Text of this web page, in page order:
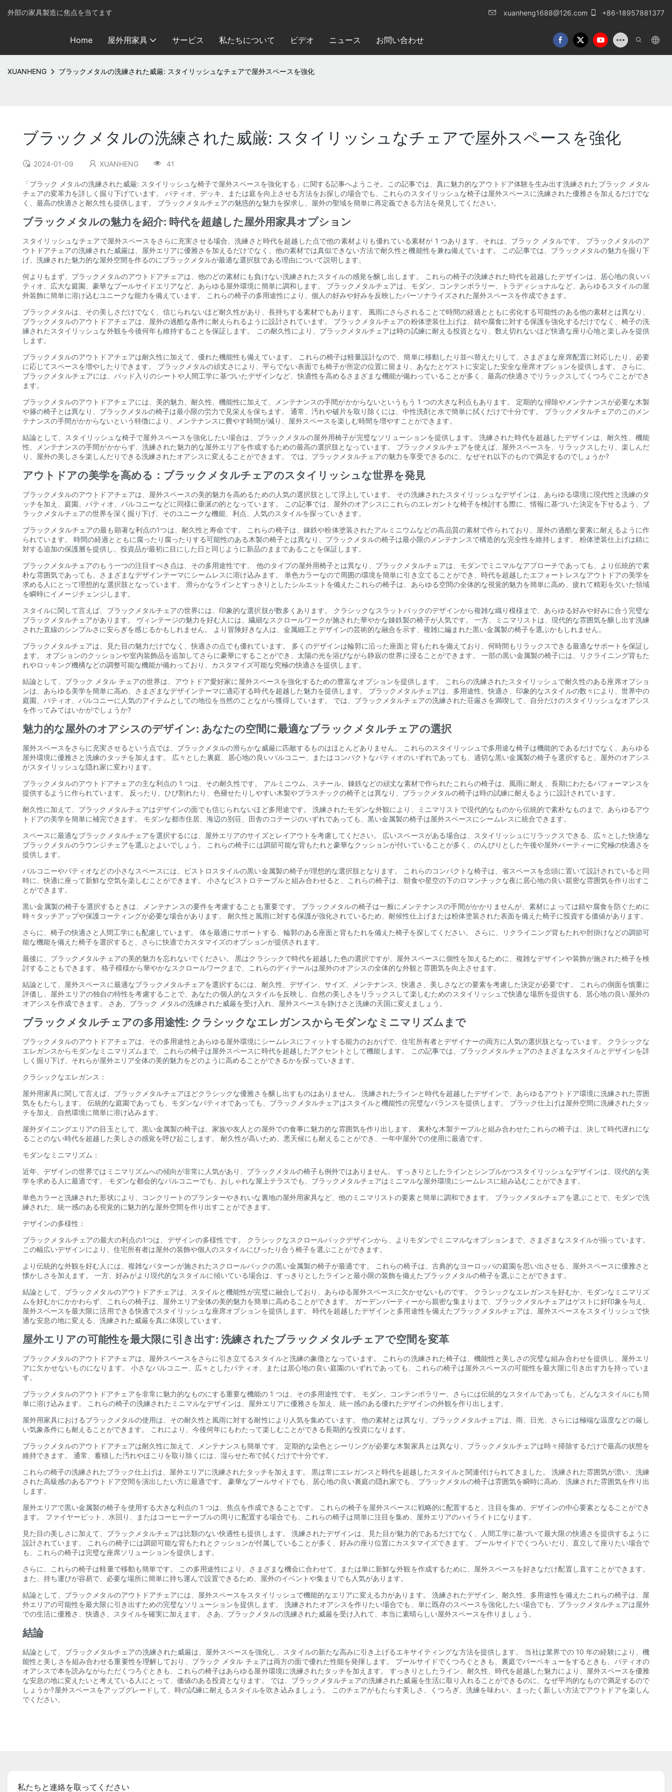
外部の家具製造に焦点を当てます xuanheng1688@126.com +86-18957881377
Home 屋外用家具 サービス 私たちについて ビデオ ニュース お問い合わせ
XUANHENG ブラックメタルの洗練された威厳: スタイリッシュなチェアで屋外スペースを強化
ブラックメタルの洗練された威厳: スタイリッシュなチェアで屋外スペースを強化
2024-01-09 XUANHENG 41
「ブラック メタルの洗練された威厳: スタイリッシュな椅子で屋外スペースを強化する」に関する記事へようこそ。この記事では、真に魅力的なアウトドア体験を生み出す洗練されたブラック メタル
チェアの変革力を詳しく掘り下げています。 パティオ、デッキ、または庭を向上させる方法をお探しの場合でも、これらのスタイリッシュな椅子は屋外スペースに洗練された優雅さを加えるだけでな
く、最高の快適さと耐久性も提供します。 ブラックメタルチェアの魅惑的な魅力を探求し、屋外の聖域を簡単に再定義できる方法を発見してください。
ブラックメタルの魅力を紹介: 時代を超越した屋外用家具オプション
スタイリッシュなチェアで屋外スペースをさらに充実させる場合、洗練さと時代を超越した点で他の素材よりも優れている素材が 1 つあります。それは、ブラック メタルです。 ブラックメタルのア
ウトドアチェアの洗練された威厳は、屋外エリアに優雅さを加えるだけでなく、他の素材では真似できない方法で耐久性と機能性を兼ね備えています。 この記事では、ブラックメタルの魅力を掘り下
げ、洗練された魅力的な屋外空間を作るのにブラックメタルが最適な選択肢である理由について説明します。
何よりもまず、ブラックメタルのアウトドアチェアは、他のどの素材にも負けない洗練されたスタイルの感覚を醸し出します。 これらの椅子の洗練された時代を超越したデザインは、居心地の良いパ
ティオ、広大な庭園、豪華なプールサイドエリアなど、あらゆる屋外環境に簡単に調和します。 ブラックメタルチェアは、モダン、コンテンポラリー、トラディショナルなど、あらゆるスタイルの屋
外装飾に簡単に溶け込むユニークな能力を備えています。 これらの椅子の多用途性により、個人の好みや好みを反映したパーソナライズされた屋外スペースを作成できます。
ブラックメタルは、その美しさだけでなく、信じられないほど耐久性があり、長持ちする素材でもあります。 風雨にさらされることで時間の経過とともに劣化する可能性のある他の素材とは異なり、
ブラックメタルのアウトドアチェアは、屋外の過酷な条件に耐えられるように設計されています。 ブラックメタルチェアの粉体塗装仕上げは、錆や腐食に対する保護を強化するだけでなく、椅子の洗
練されたスタイリッシュな外観を今後何年も維持することを保証します。 この耐久性により、ブラックメタルチェアは時の試練に耐える投資となり、数え切れないほど快適な座り心地と楽しみを提供
します。
ブラックメタルのアウトドアチェアは耐久性に加えて、優れた機能性も備えています。 これらの椅子は軽量設計なので、簡単に移動したり並べ替えたりして、さまざまな座席配置に対応したり、必要
に応じてスペースを増やしたりできます。 ブラックメタルの頑丈さにより、平らでない表面でも椅子が所定の位置に留まり、あなたとゲストに安定した安全な座席オプションを提供します。 さらに、
ブラックメタルチェアには、パッド入りのシートや人間工学に基づいたデザインなど、快適性を高めるさまざまな機能が備わっていることが多く、最高の快適さでリラックスしてくつろぐことができ
ます。
ブラックメタルのアウトドアチェアには、美的魅力、耐久性、機能性に加えて、メンテナンスの手間がかからないというもう 1 つの大きな利点もあります。 定期的な掃除やメンテナンスが必要な木製
や籐の椅子とは異なり、ブラックメタルの椅子は最小限の労力で見栄えを保ちます。 通常、汚れや破片を取り除くには、中性洗剤と水で簡単に拭くだけで十分です。 ブラックメタルチェアのこのメン
テナンスの手間がかからないという特徴により、メンテナンスに費やす時間が減り、屋外スペースを楽しむ時間を増やすことができます。
結論として、スタイリッシュな椅子で屋外スペースを強化したい場合は、ブラックメタルの屋外用椅子が完璧なソリューションを提供します。 洗練された時代を超越したデザインは、耐久性、機能
性、メンテナンスの手間がかからず、洗練された魅力的な屋外エリアを作成するための最高の選択肢となっています。 ブラックメタルチェアを使えば、屋外スペースを、リラックスしたり、楽しんだ
り、屋外の美しさを楽しんだりできる洗練されたオアシスに変えることができます。 では、ブラックメタルチェアの魅力を享受できるのに、なぜそれ以下のもので満足するのでしょうか?
アウトドアの美学を高める：ブラックメタルチェアのスタイリッシュな世界を発見
ブラックメタルのアウトドアチェアは、屋外スペースの美的魅力を高めるための人気の選択肢として浮上しています。 その洗練されたスタイリッシュなデザインは、あらゆる環境に現代性と洗練のタ
ッチを加え、庭園、パティオ、バルコニーなどに同様に垂涎の的となっています。 この記事では、屋外のオアシスにこれらのエレガントな椅子を検討する際に、情報に基づいた決定を下せるよう、ブ
ラックメタルチェアの世界を深く掘り下げ、そのユニークな機能、利点、人気のスタイルを探っていきます。
ブラックメタルチェアの最も顕著な利点の1つは、耐久性と寿命です。 これらの椅子は、錬鉄や粉体塗装されたアルミニウムなどの高品質の素材で作られており、屋外の過酷な要素に耐えるように作
られています。 時間の経過とともに腐ったり腐ったりする可能性のある木製の椅子とは異なり、ブラックメタルの椅子は最小限のメンテナンスで構造的な完全性を維持します。 粉体塗装仕上げは錆に
対する追加の保護層を提供し、投資品が最初に目にした日と同じように新品のままであることを保証します。
ブラックメタルチェアのもう一つの注目すべき点は、その多用途性です。 他のタイプの屋外用椅子とは異なり、ブラックメタルチェアは、モダンでミニマルなアプローチであっても、より伝統的で素
朴な雰囲気であっても、さまざまなデザインテーマにシームレスに溶け込みます。 単色カラーなので周囲の環境を簡単に引き立てることができ、時代を超越したエフォートレスなアウトドアの美学を
求める人にとって理想的な選択肢となっています。 滑らかなラインとすっきりとしたシルエットを備えたこれらの椅子は、あらゆる空間の全体的な視覚的魅力を簡単に高め、疲れて精彩を欠いた領域
を瞬時にイメージチェンジします。
スタイルに関して言えば、ブラックメタルチェアの世界には、印象的な選択肢が数多くあります。 クラシックなスラットバックのデザインから複雑な織り模様まで、あらゆる好みや好みに合う完璧な
ブラックメタルチェアがあります。 ヴィンテージの魅力を好む人には、繊細なスクロールワークが施された華やかな錬鉄製の椅子が人気です。 一方、ミニマリストは、現代的な雰囲気を醸し出す洗練
された直線のシンプルさに安らぎを感じるかもしれません。 より冒険好きな人は、金属細工とデザインの芸術的な融合を示す、複雑に編まれた黒い金属製の椅子を選ぶかもしれません。
ブラックメタルチェアは、見た目の魅力だけでなく、快適さの点でも優れています。 多くのデザインは輪郭に沿った座面と背もたれを備えており、何時間もリラックスできる最適なサポートを保証し
ます。 オプションのクッションや室内装飾品を追加してさらに豪華にすることができ、太陽の光を浴びながら静寂の世界に浸ることができます。 一部の黒い金属製の椅子には、リクライニング背もた
れやロッキング機構などの調整可能な機能が備わっており、カスタマイズ可能な究極の快適さを提供します。
結論として、ブラック メタル チェアの世界は、アウトドア愛好家に屋外スペースを強化するための豊富なオプションを提供します。 これらの洗練されたスタイリッシュで耐久性のある座席オプショ
ンは、あらゆる美学を簡単に高め、さまざまなデザインテーマに適応する時代を超越した魅力を提供します。 ブラックメタルチェアは、多用途性、快適さ、印象的なスタイルの数々により、世界中の
庭園、パティオ、バルコニーに人気のアイテムとしての地位を当然のことながら獲得しています。 では、ブラックメタルチェアの洗練された荘厳さを満喫して、自分だけのスタイリッシュなオアシス
を作ってみてはいかがでしょうか?
魅力的な屋外のオアシスのデザイン: あなたの空間に最適なブラックメタルチェアの選択
屋外スペースをさらに充実させるという点では、ブラックメタルの滑らかな威厳に匹敵するものはほとんどありません。 これらのスタイリッシュで多用途な椅子は機能的であるだけでなく、あらゆる
屋外環境に優雅さと洗練のタッチを加えます。 広々とした裏庭、居心地の良いバルコニー、またはコンパクトなパティオのいずれであっても、適切な黒い金属製の椅子を選択すると、屋外のオアシス
がスタイリッシュな隠れ家に変わります。
ブラックメタルのアウトドアチェアの主な利点の 1 つは、その耐久性です。 アルミニウム、スチール、錬鉄などの頑丈な素材で作られたこれらの椅子は、風雨に耐え、長期にわたるパフォーマンスを
提供するように作られています。 反ったり、ひび割れたり、色褪せたりしやすい木製やプラスチックの椅子とは異なり、ブラックメタルの椅子は時の試練に耐えるように設計されています。
耐久性に加えて、ブラックメタルチェアはデザインの面でも信じられないほど多用途です。 洗練されたモダンな外観により、ミニマリストで現代的なものから伝統的で素朴なものまで、あらゆるアウ
トドアの美学を簡単に補完できます。 モダンな都市住居、海辺の別荘、田舎のコテージのいずれであっても、黒い金属製の椅子は屋外スペースにシームレスに統合できます。
スペースに最適なブラックメタルチェアを選択するには、屋外エリアのサイズとレイアウトを考慮してください。 広いスペースがある場合は、スタイリッシュにリラックスできる、広々とした快適な
ブラックメタルのラウンジチェアを選ぶとよいでしょう。 これらの椅子には調節可能な背もたれと豪華なクッションが付いていることが多く、のんびりとした午後や屋外パーティーに究極の快適さを
提供します。
バルコニーやパティオなどの小さなスペースには、ビストロスタイルの黒い金属製の椅子が理想的な選択肢となります。 これらのコンパクトな椅子は、省スペースを念頭に置いて設計されていると同
時に、快適に座って新鮮な空気を楽しむことができます。 小さなビストロテーブルと組み合わせると、これらの椅子は、朝食や星空の下のロマンチックな夜に居心地の良い親密な雰囲気を作り出すこ
とができます。
黒い金属製の椅子を選択するときは、メンテナンスの要件を考慮することも重要です。 ブラックメタルの椅子は一般にメンテナンスの手間がかかりませんが、素材によっては錆や腐食を防ぐために
時々タッチアップや保護コーティングが必要な場合があります。 耐久性と風雨に対する保護が強化されているため、耐候性仕上げまたは粉体塗装された表面を備えた椅子に投資する価値があります。
さらに、椅子の快適さと人間工学にも配慮しています。 体を最適にサポートする、輪郭のある座面と背もたれを備えた椅子を探してください。 さらに、リクライニング背もたれや肘掛けなどの調節可
能な機能を備えた椅子を選択すると、さらに快適でカスタマイズのオプションが提供されます。
最後に、ブラックメタルチェアの美的魅力を忘れないでください。 黒はクラシックで時代を超越した色の選択ですが、屋外スペースに個性を加えるために、複雑なデザインや装飾が施された椅子を検
討することもできます。 格子模様から華やかなスクロールワークまで、これらのディテールは屋外のオアシスの全体的な外観と雰囲気を向上させます。
結論として、屋外スペースに最適なブラックメタルチェアを選択するには、耐久性、デザイン、サイズ、メンテナンス、快適さ、美しさなどの要素を考慮した決定が必要です。 これらの側面を慎重に
評価し、屋外エリアの独自の特性を考慮することで、あなたの個人的なスタイルを反映し、自然の美しさをリラックスして楽しむためのスタイリッシュで快適な場所を提供する、居心地の良い屋外の
オアシスを作成できます。 さあ、ブラック メタルの洗練された威厳を受け入れ、屋外スペースを静けさと洗練の天国に変えましょう。
ブラックメタルチェアの多用途性: クラシックなエレガンスからモダンなミニマリズムまで
ブラックメタルのアウトドアチェアは、その多用途性とあらゆる屋外環境にシームレスにフィットする能力のおかげで、住宅所有者とデザイナーの両方に人気の選択肢となっています。 クラシックな
エレガンスからモダンなミニマリズムまで、これらの椅子は屋外スペースに時代を超越したアクセントとして機能します。 この記事では、ブラックメタルチェアのさまざまなスタイルとデザインを詳
しく掘り下げ、それらが屋外エリア全体の美的魅力をどのように高めることができるかを探っていきます。
クラシックなエレガンス：
屋外用家具に関して言えば、ブラックメタルチェアほどクラシックな優雅さを醸し出すものはありません。 洗練されたラインと時代を超越したデザインで、あらゆるアウトドア環境に洗練された雰囲
気をもたらします。 伝統的な庭園であっても、モダンなパティオであっても、ブラックメタルチェアはスタイルと機能性の完璧なバランスを提供します。 ブラック仕上げは屋外空間に洗練されたタッ
チを加え、自然環境に簡単に溶け込みます。
屋外ダイニングエリアの目玉として、黒い金属製の椅子は、家族や友人との屋外での食事に魅力的な雰囲気を作り出します。 素朴な木製テーブルと組み合わせたこれらの椅子は、決して時代遅れにな
ることのない時代を超越した美しさの感覚を呼び起こします。 耐久性が高いため、悪天候にも耐えることができ、一年中屋外での使用に最適です。
モダンなミニマリズム：
近年、デザインの世界ではミニマリズムへの傾向が非常に人気があり、ブラックメタルの椅子も例外ではありません。 すっきりとしたラインとシンプルかつスタイリッシュなデザインは、現代的な美
学を求める人に最適です。 モダンな都会的なバルコニーでも、おしゃれな屋上テラスでも、ブラックメタルチェアはミニマルな屋外環境にシームレスに組み込むことができます。
単色カラーと洗練された形状により、コンクリートのプランターやきれいな裏地の屋外用家具など、他のミニマリストの要素と簡単に調和できます。 ブラックメタルチェアを選ぶことで、モダンで洗
練された、統一感のある視覚的に魅力的な屋外空間を作り出すことができます。
デザインの多様性：
ブラックメタルチェアの最大の利点の1つは、デザインの多様性です。 クラシックなスクロールバックデザインから、よりモダンでミニマルなオプションまで、さまざまなスタイルが揃っています。
この幅広いデザインにより、住宅所有者は屋外の装飾や個人のスタイルにぴったり合う椅子を選ぶことができます。
より伝統的な外観を好む人には、複雑なパターンが施されたスクロールバックの黒い金属製の椅子が最適です。 これらの椅子は、古典的なヨーロッパの庭園を思い出させる、屋外スペースに優雅さと
懐かしさを加えます。 一方、好みがより現代的なスタイルに傾いている場合は、すっきりとしたラインと最小限の装飾を備えたブラックメタルの椅子を選ぶことができます。
結論として、ブラックメタルのアウトドアチェアは、スタイルと機能性が完璧に融合しており、あらゆる屋外スペースに欠かせないものです。 クラシックなエレガンスを好むか、モダンなミニマリズ
ムを好むかにかかわらず、これらの椅子は、屋外エリア全体の美的魅力を簡単に高めることができます。 ガーデンパーティーから親密な集まりまで、ブラックメタルチェアはゲストに好印象を与え、
屋外スペースを最大限に活用できる快適でスタイリッシュな座席オプションを提供します。 時代を超越したデザインと多用途性を備えたブラックメタルチェアは、屋外スペースをスタイリッシュで快
適な安息の地に変える、洗練された威厳を真に体現しています。
屋外エリアの可能性を最大限に引き出す: 洗練されたブラックメタルチェアで空間を変革
ブラックメタルのアウトドアチェアは、屋外スペースをさらに引き立てるスタイルと洗練の象徴となっています。 これらの洗練された椅子は、機能性と美しさの完璧な組み合わせを提供し、屋外エリ
アに欠かせないものになります。 小さなバルコニー、広々としたパティオ、または居心地の良い庭園のいずれであっても、これらの椅子は屋外スペースの可能性を最大限に引き出す力を持っていま
す。
ブラックメタルのアウトドアチェアを非常に魅力的なものにする重要な機能の 1 つは、その多用途性です。 モダン、コンテンポラリー、さらには伝統的なスタイルであっても、どんなスタイルにも簡
単に溶け込みます。 これらの椅子の洗練されたミニマルなデザインは、屋外エリアに優雅さを加え、統一感のある優れたデザインの外観を作り出します。
屋外用家具におけるブラックメタルの使用は、その耐久性と風雨に対する耐性により人気を集めています。 他の素材とは異なり、ブラックメタルチェアは、雨、日光、さらには極端な温度などの厳し
い気象条件にも耐えることができます。 これにより、今後何年にもわたって楽しむことができる長期的な投資になります。
ブラックメタルのアウトドアチェアは耐久性に加えて、メンテナンスも簡単です。 定期的な染色とシーリングが必要な木製家具とは異なり、ブラックメタルチェアは時々掃除するだけで最高の状態を
維持できます。 通常、蓄積した汚れやほこりを取り除くには、湿らせた布で拭くだけで十分です。
これらの椅子の洗練されたブラック仕上げは、屋外エリアに洗練されたタッチを加えます。 黒は常にエレガンスと時代を超越したスタイルと関連付けられてきました。 洗練された雰囲気が漂い、洗練
された高級感のあるアウトドア空間を演出したい方に最適です。 豪華なプールサイドでも、居心地の良い裏庭の隠れ家でも、ブラックメタルの椅子は雰囲気を瞬時に高め、洗練された雰囲気を作り出
します。
屋外エリアで黒い金属製の椅子を使用する大きな利点の 1 つは、焦点を作成できることです。 これらの椅子を屋外スペースに戦略的に配置すると、注目を集め、デザインの中心要素となることができ
ます。 ファイヤーピット、水回り、またはコーヒーテーブルの周りに配置する場合でも、これらの椅子は簡単に注目を集め、屋外エリアのハイライトになります。
見た目の美しさに加えて、ブラックメタルチェアは比類のない快適性も提供します。 洗練されたデザインは、見た目が魅力的であるだけでなく、人間工学に基づいて最大限の快適さを提供するように
設計されています。 これらの椅子には調節可能な背もたれとクッションが付属していることが多く、好みの座り位置にカスタマイズできます。 プールサイドでくつろいだり、直立して座りたい場合で
も、これらの椅子は完璧な座席ソリューションを提供します。
さらに、これらの椅子は軽量で移動も簡単です。 この多用途性により、さまざまな機会に合わせて、または単に新鮮な外観を作成するために、屋外スペースを好きなだけ配置し直すことができます。
また、持ち運びが容易で、必要な場所に簡単に持ち運んで設置できるため、屋外のイベントや集まりでも人気があります。
結論として、ブラックメタルのアウトドアチェアには、屋外スペースをスタイリッシュで機能的なエリアに変える力があります。 洗練されたデザイン、耐久性、多用途性を備えたこれらの椅子は、屋
外エリアの可能性を最大限に引き出すための完璧なソリューションを提供します。 洗練されたオアシスを作りたい場合でも、単に既存のスペースを強化したい場合でも、ブラックメタルチェアは屋外
での生活に優雅さ、快適さ、スタイルを確実に加えます。 さあ、ブラックメタルの洗練された威厳を受け入れて、本当に素晴らしい屋外スペースを作りましょう。
結論
結論として、ブラックメタルチェアの洗練された威厳は、屋外スペースを強化し、スタイルの新たな高みに引き上げるエキサイティングな方法を提供します。 当社は業界での 10 年の経験により、機
能性と美しさを組み合わせる重要性を理解しており、ブラック メタル チェアは両方の面で優れた性能を発揮します。 プールサイドでくつろぐときも、裏庭でバーベキューをするときも、パティオの
オアシスで本を読みながらただくつろぐときも、これらの椅子はあらゆる屋外環境に洗練されたタッチを加えます。 すっきりとしたライン、耐久性、時代を超越した魅力により、屋外スペースを優雅
な安息の地に変えたいと考えている人にとって、価値のある投資となります。 では、ブラックメタルチェアの洗練された威厳を生活に取り入れることができるのに、なぜ平均的なもので満足するので
しょうか?屋外スペースをアップグレードして、時の試練に耐えるスタイルを吹き込みましょう。 このチェアがもたらす美しさ、くつろぎ、洗練を味わい、まったく新しい方法でアウトドアを楽しん
でください。
私たちと連絡を取ってください